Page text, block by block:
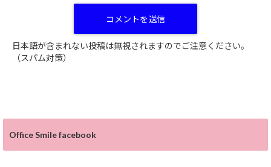
日本語が含まれない投稿は無視されますのでご注意ください。
（スパム対策）
Office Smile facebook